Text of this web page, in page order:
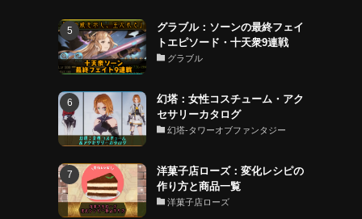
グラブル：ソーンの最終フェイ
トエピソード・十天衆9連戦
グラブル
幻塔：女性コスチューム・アク
セサリーカタログ
幻塔-タワーオブファンタジー
洋菓子店ローズ：変化レシピの
作り方と商品一覧
洋菓子店ローズ